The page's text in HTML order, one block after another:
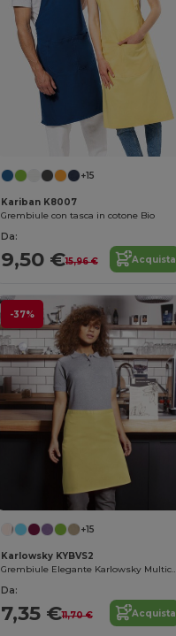
+15
Kariban K8007
Grembiule con tasca in cotone Bio
Da:
9,50 €15,96 € Acquista
-37%
+15
Karlowsky KYBVS2
Grembiule Elegante Karlowsky Multicolore
Da:
7,35 €11,70 € Acquista